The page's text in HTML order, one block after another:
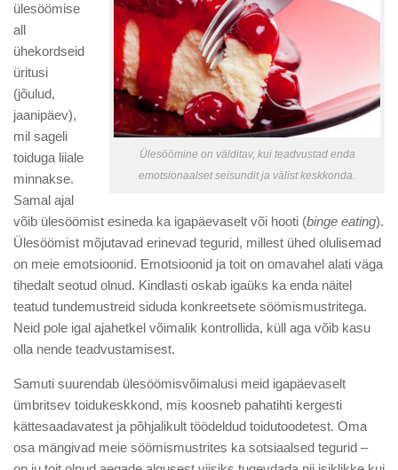
Ülesöömine on välditav, kui teadvustad enda
emotsionaalset seisundit ja välist keskkonda.
ülesöömise
all
ühekordseid
üritusi
(jõulud,
jaanipäev),
mil sageli
toiduga liiale
minnakse.
Samal ajal
võib ülesöömist esineda ka igapäevaselt või hooti (binge eating).
Ülesöömist mõjutavad erinevad tegurid, millest ühed olulisemad
on meie emotsioonid. Emotsioonid ja toit on omavahel alati väga
tihedalt seotud olnud. Kindlasti oskab igaüks ka enda näitel
teatud tundemustreid siduda konkreetsete söömismustritega.
Neid pole igal ajahetkel võimalik kontrollida, küll aga võib kasu
olla nende teadvustamisest.
Samuti suurendab ülesöömisvõimalusi meid igapäevaselt
ümbritsev toidukeskkond, mis koosneb pahatihti kergesti
kättesaadavatest ja põhjalikult töödeldud toidutoodetest. Oma
osa mängivad meie söömismustrites ka sotsiaalsed tegurid –